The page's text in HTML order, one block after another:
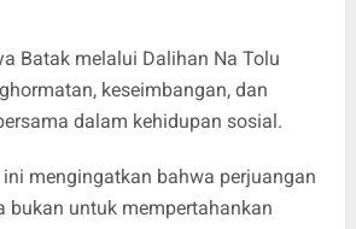
Batak melalui Dalihan Na Tolu
keseimbangan, dan
dalam kehidupan sosial.
mengingatkan bahwa perjuangan
bukan untuk mempertahankan